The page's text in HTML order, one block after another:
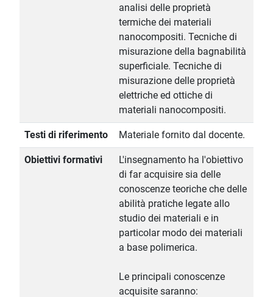
analisi delle proprietà
termiche dei materiali
nanocompositi. Tecniche di
misurazione della bagnabilità
superficiale. Tecniche di
misurazione delle proprietà
elettriche ed ottiche di
materiali nanocompositi.
Testi di riferimento Materiale fornito dal docente.
Obiettivi formativi
L'insegnamento ha l'obiettivo
di far acquisire sia delle
conoscenze teoriche che delle
abilità pratiche legate allo
studio dei materiali e in
particolar modo dei materiali
a base polimerica.
Le principali conoscenze
acquisite saranno: